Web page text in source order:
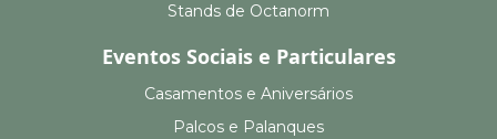
Stands de Octanorm
Eventos Sociais e Particulares
Casamentos e Aniversários
Palcos e Palanques